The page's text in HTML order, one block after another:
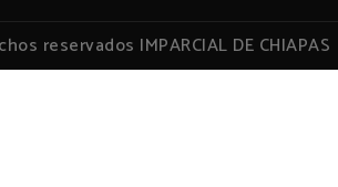
reservados IMPARCIAL DE CHIAPAS